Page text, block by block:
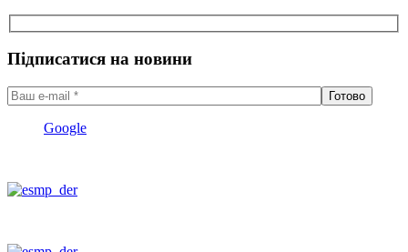
Підписатися на новини
Google